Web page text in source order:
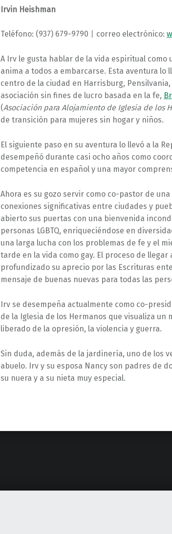
Irvin Heishman
Teléfono: (937) 679-9790⼁correo electrónico:
A Irv le gusta hablar de la vida espiritual como
anima a todos a embarcarse. Esta aventura lo
centro de la ciudad en Harrisburg,
asociación sin fines de lucro basada en la fe,
(Asociación para Alojamiento de Iglesia de los
de transición para mujeres sin hogar y niños.
El siguiente paso en su aventura lo llevó a la
desempeñó durante casi ocho años como
competencia en español y una mayor
Ahora es su gozo servir como co-pastor de
conexiones significativas entre ciudades y
abierto sus puertas con una bienvenida
personas LGBTQ, enriqueciéndose en
una larga lucha con los problemas de fe y el
tarde en la vida como gay. El proceso de
profundizado su aprecio por las Escrituras
mensaje de buenas nuevas para todas las
Irv se desempeña actualmente como co-
de la Iglesia de los Hermanos que visualiza un
liberado de la opresión, la violencia y guerra.
Sin duda, además de la jardinería, uno de los
abuelo. Irv y su esposa Nancy son padres de
su nuera y a su nieta muy especial.
Skip back to main navigation